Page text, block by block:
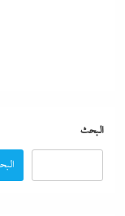
البحث
الجيش الإثيوبي